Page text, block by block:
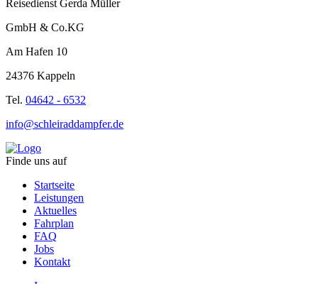
Reisedienst Gerda Müller
GmbH & Co.KG
Am Hafen 10
24376 Kappeln
Tel. 04642 - 6532
info@schleiraddampfer.de
Finde uns auf
Startseite
Leistungen
Aktuelles
Fahrplan
FAQ
Jobs
Kontakt